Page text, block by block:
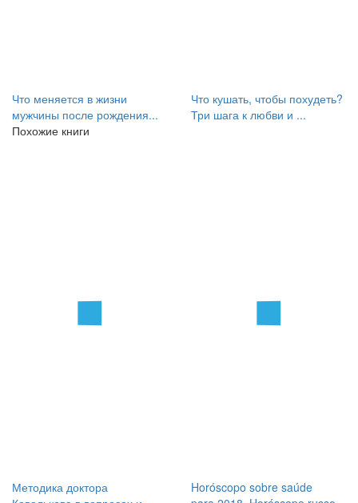
Что меняется в жизни
мужчины после рождения...
Что кушать, чтобы похудеть?
Три шага к любви и ...
Похожие книги
Методика доктора
Horóscopo sobre saúde